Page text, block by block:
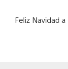
Feliz Navidad